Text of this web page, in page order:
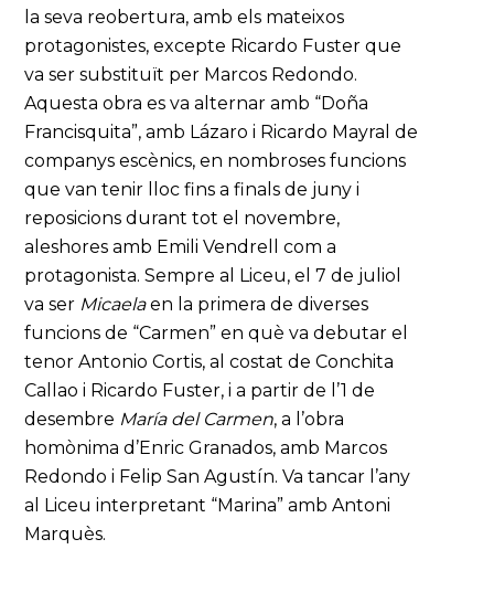
la seva reobertura, amb els mateixos
protagonistes, excepte Ricardo Fuster que
va ser substituït per Marcos Redondo.
Aquesta obra es va alternar amb “Doña
Francisquita”, amb Lázaro i Ricardo Mayral de
companys escènics, en nombroses funcions
que van tenir lloc fins a finals de juny i
reposicions durant tot el novembre,
aleshores amb Emili Vendrell com a
protagonista. Sempre al Liceu, el 7 de juliol
va ser Micaelaen la primera de diverses
funcions de “Carmen” en què va debutar el
tenor Antonio Cortis, al costat de Conchita
Callao i Ricardo Fuster, i a partir de l’1 de
desembre María del Carmen, a l’obra
homònima d’Enric Granados, amb Marcos
Redondo i Felip San Agustín. Va tancar l’any
al Liceu interpretant “Marina” amb Antoni
Marquès.